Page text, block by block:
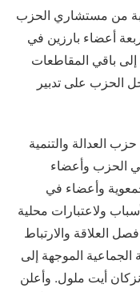
من مستشاري الحزب
أعضاء بارزين في
باقي المقاطعات
الحزب على تدبير
من حزب العدالة والتنمية
الحزب وأعضاء
وأعضاء في
ولاعتبارات محلية
العلاقة والارتباط
الموجهة إلى
أيت ملول. وأعلن